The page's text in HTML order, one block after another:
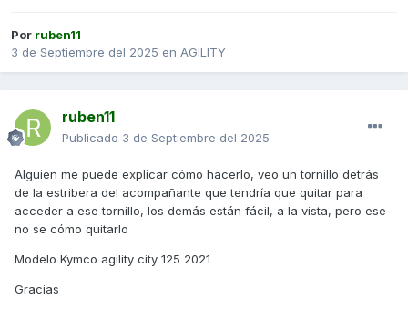
Por ruben11
3 de Septiembre del 2025 en AGILITY
ruben11
Publicado 3 de Septiembre del 2025
Alguien me puede explicar cómo hacerlo, veo un tornillo detrás
de la estribera del acompañante que tendría que quitar para
acceder a ese tornillo, los demás están fácil, a la vista, pero ese
no se cómo quitarlo
Modelo Kymco agility city 125 2021
Gracias